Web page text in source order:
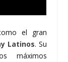
el gran
Latinos. Su
máximos